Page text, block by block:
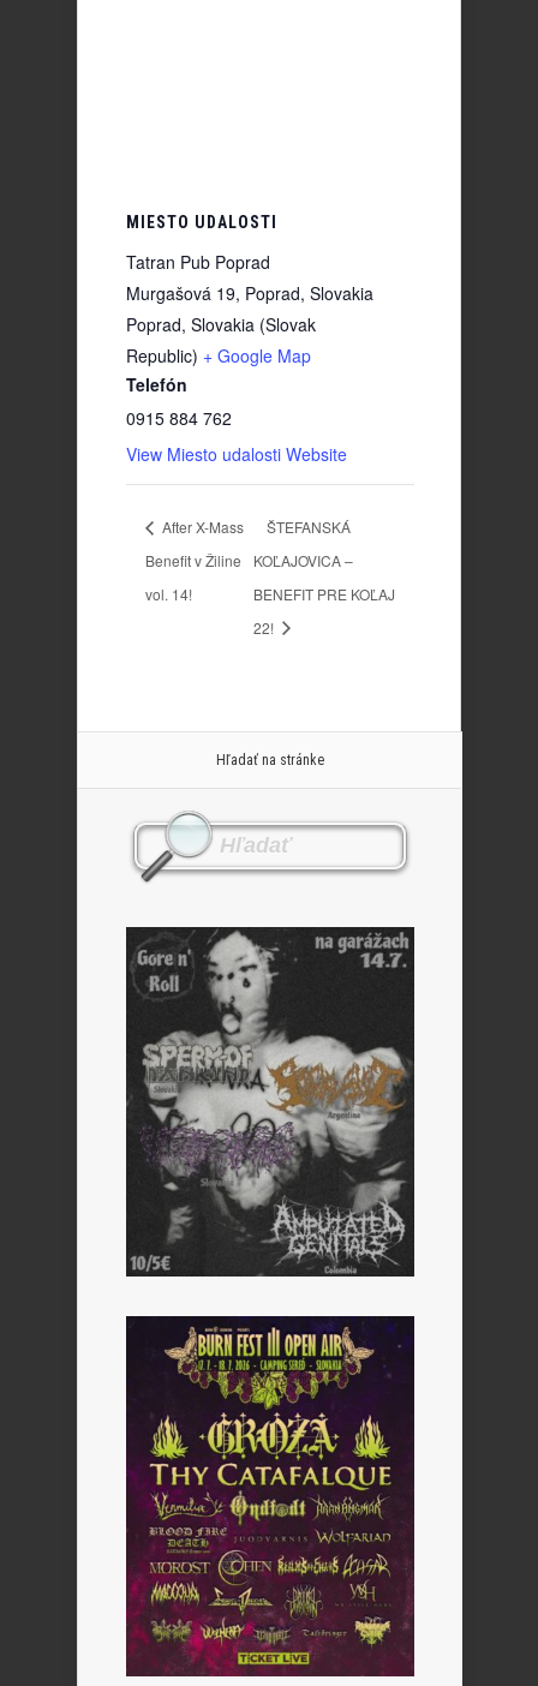
MIESTO UDALOSTI
Tatran Pub Poprad
Murgašová 19, Poprad, Slovakia
Poprad, Slovakia (Slovak
Republic) + Google Map
Telefón
0915 884 762
View Miesto udalosti Website
After X-Mass
Benefit v Žiline
vol. 14!
ŠTEFANSKÁ
KOĽAJOVICA –
BENEFIT PRE KOĽAJ
22!
Hľadať na stránke